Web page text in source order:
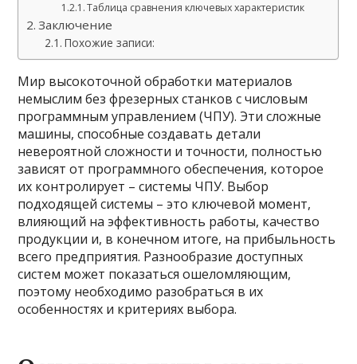
Таблица сравнения ключевых характеристик
Заключение
Похожие записи:
Мир высокоточной обработки материалов
немыслим без фрезерных станков с числовым
программным управлением (ЧПУ). Эти сложные
машины, способные создавать детали
невероятной сложности и точности, полностью
зависят от программного обеспечения, которое
их контролирует – системы ЧПУ. Выбор
подходящей системы – это ключевой момент,
влияющий на эффективность работы, качество
продукции и, в конечном итоге, на прибыльность
всего предприятия. Разнообразие доступных
систем может показаться ошеломляющим,
поэтому необходимо разобраться в их
особенностях и критериях выбора.